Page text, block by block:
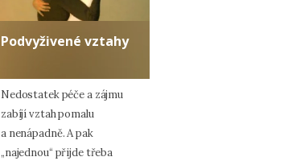
Podvyživené vztahy
Nedostatek péče a zájmu
zabíjí vztah pomalu
a nenápadně. A pak
„najednou“ přijde třeba